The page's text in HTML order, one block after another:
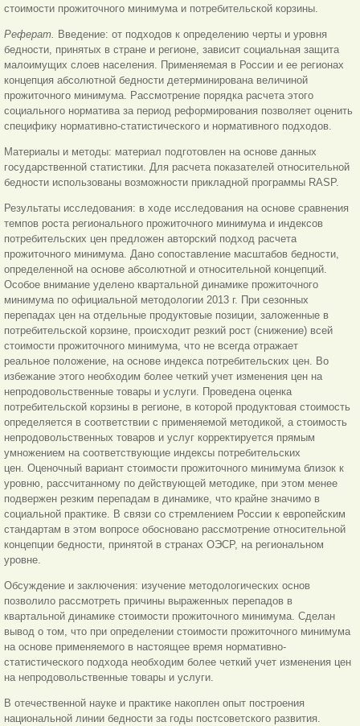
стоимости прожиточного минимума и потребительской корзины.
Реферат. Введение: от подходов к определению черты и уровня
бедности, принятых в стране и регионе, зависит социальная защита
малоимущих слоев населения. Применяемая в России и ее регионах
концепция абсолютной бедности детерминирована величиной
прожиточного минимума. Рассмотрение порядка расчета этого
социального норматива за период реформирования позволяет оценить
специфику нормативно-статистического и нормативного подходов.
Материалы и методы: материал подготовлен на основе данных
государственной статистики. Для расчета показателей относительной
бедности использованы возможности прикладной программы RASP.
Результаты исследования: в ходе исследования на основе сравнения
темпов роста регионального прожиточного минимума и индексов
потребительских цен предложен авторский подход расчета
прожиточного минимума. Дано сопоставление масштабов бедности,
определенной на основе абсолютной и относительной концепций.
Особое внимание уделено квартальной динамике прожиточного
минимума по официальной методологии 2013 г. При сезонных
перепадах цен на отдельные продуктовые позиции, заложенные в
потребительской корзине, происходит резкий рост (снижение) всей
стоимости прожиточного минимума, что не всегда отражает
реальное положение, на основе индекса потребительских цен. Во
избежание этого необходим более четкий учет изменения цен на
непродовольственные товары и услуги. Проведена оценка
потребительской корзины в регионе, в которой продуктовая стоимость
определяется в соответствии с применяемой методикой, а стоимость
непродовольственных товаров и услуг корректируется прямым
умножением на соответствующие индексы потребительских
цен. Оценочный вариант стоимости прожиточного минимума близок к
уровню, рассчитанному по действующей методике, при этом менее
подвержен резким перепадам в динамике, что крайне значимо в
социальной практике. В связи со стремлением России к европейским
стандартам в этом вопросе обосновано рассмотрение относительной
концепции бедности, принятой в странах ОЭСР, на региональном
уровне.
Обсуждение и заключения: изучение методологических основ
позволило рассмотреть причины выраженных перепадов в
квартальной динамике стоимости прожиточного минимума. Сделан
вывод о том, что при определении стоимости прожиточного минимума
на основе применяемого в настоящее время нормативно-
статистического подхода необходим более четкий учет изменения цен
на непродовольственные товары и услуги.
В отечественной науке и практике накоплен опыт построения
национальной линии бедности за годы постсоветского развития.